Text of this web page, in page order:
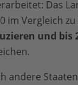
Das
im Vergleich zu
und
andere